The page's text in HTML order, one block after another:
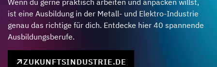
ist eine Ausbildung in der Metall- und Elektro-Industrie
genau das richtige für dich. Entdecke hier 40 spannende
Ausbildungsberufe.
ZUKUNFTSINDUSTRIE.DE